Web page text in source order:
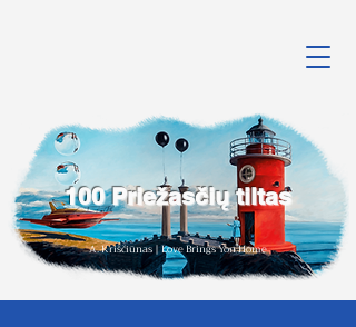
100 Priežasčių tiltas
A. Kriščiūnas | Love Brings You Home